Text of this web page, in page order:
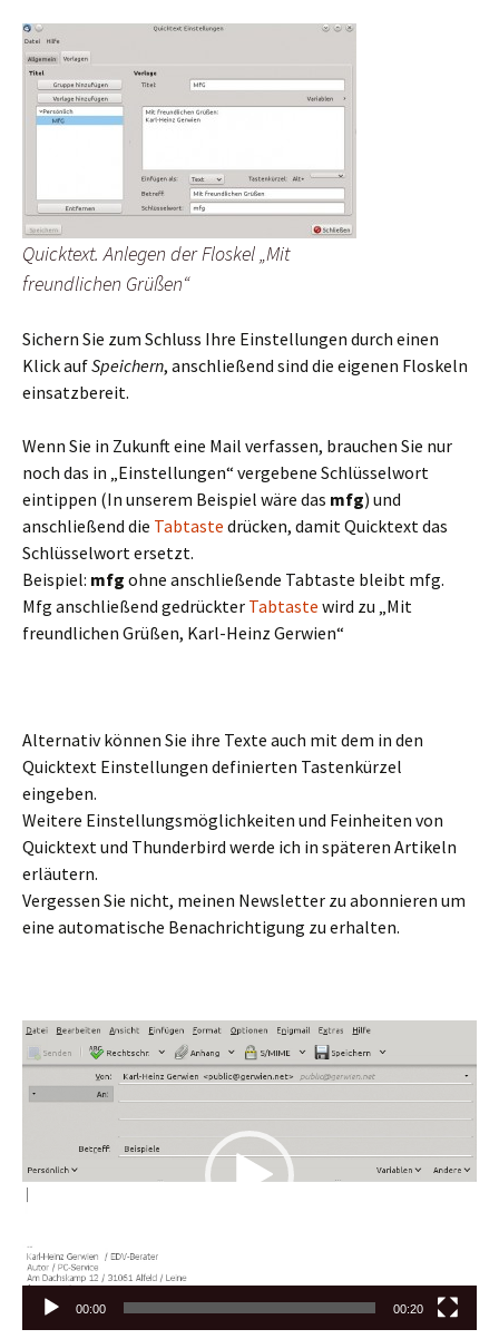
Quicktext. Anlegen der Floskel „Mit
freundlichen Grüßen“
Sichern Sie zum Schluss Ihre Einstellungen durch einen
Klick aufSpeichern, anschließend sind die eigenen Floskeln
einsatzbereit.
Wenn Sie in Zukunft eine Mail verfassen, brauchen Sie nur
noch das in „Einstellungen“ vergebene Schlüsselwort
eintippen (In unserem Beispiel wäre das mfg) und
anschließend die Tabtaste drücken, damit Quicktext das
Schlüsselwort ersetzt.
Beispiel: mfg ohne anschließende Tabtaste bleibt mfg.
Mfg anschließend gedrückter Tabtaste wird zu „Mit
freundlichen Grüßen, Karl-Heinz Gerwien“
Alternativ können Sie ihre Texte auch mit dem in den
Quicktext Einstellungen definierten Tastenkürzel
eingeben.
Weitere Einstellungsmöglichkeiten und Feinheiten von
Quicktext und Thunderbird werde ich in späteren Artikeln
erläutern.
Vergessen Sie nicht, meinen Newsletter zu abonnieren um
eine automatische Benachrichtigung zu erhalten.
Video-
Player
00:00 00:20